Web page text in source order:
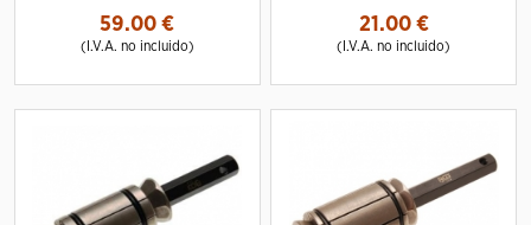
59.00 €
(I.V.A. no incluido)
21.00€
(I.V.A. no incluido)